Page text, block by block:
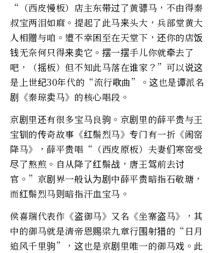
“（西皮慢板）店主东带过了黄骠马，不由得秦
叔宝两泪如麻。提起了此马来头大，兵部堂黄大
人相赠与咱。遭不幸困至在天堂下，还你的店饭
钱无奈何只得来卖它。摆一摆手儿你就牵去了
吧，（摇板）但不知此马落在谁家？”可以说这
是上世纪30年代的“流行歌曲”。这也是谭派名
剧《秦琼卖马》的核心唱段。
京剧里还有很多宝马良驹。京剧里的薛平贵与王
宝钏的传奇故事《红鬃烈马》专门有一折《闹窑
降马》，薛平贵唱“（西皮原板）夫妻们寒窑受
尽了熬煎。自从降了红鬃战，唐王驾前去讨
官。”京剧界一般认为剧中薛平贵暗指石敬瑭，
而红鬃烈马则暗指汗血宝马。
侯喜瑞代表作《盗御马》又名《坐寨盗马》，其
中的御马就是清帝恩赐梁九章行围射猎的“日月
追风千里驹”，这也是京剧里唯一的御马戏。此